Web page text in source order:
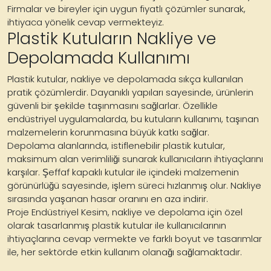
Firmalar ve bireyler için uygun fiyatlı çözümler sunarak,
ihtiyaca yönelik cevap vermekteyiz.
Plastik Kutuların Nakliye ve
Depolamada Kullanımı
Plastik kutular, nakliye ve depolamada sıkça kullanılan
pratik çözümlerdir. Dayanıklı yapıları sayesinde, ürünlerin
güvenli bir şekilde taşınmasını sağlarlar. Özellikle
endüstriyel uygulamalarda, bu kutuların kullanımı, taşınan
malzemelerin korunmasına büyük katkı sağlar.
Depolama alanlarında, istiflenebilir plastik kutular,
maksimum alan verimliliği sunarak kullanıcıların ihtiyaçlarını
karşılar. Şeffaf kapaklı kutular ile içindeki malzemenin
görünürlüğü sayesinde, işlem süreci hızlanmış olur. Nakliye
sırasında yaşanan hasar oranını en aza indirir.
Proje Endüstriyel Kesim, nakliye ve depolama için özel
olarak tasarlanmış plastik kutular ile kullanıcılarının
ihtiyaçlarına cevap vermekte ve farklı boyut ve tasarımlar
ile, her sektörde etkin kullanım olanağı sağlamaktadır.